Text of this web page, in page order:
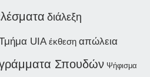
διάλεξη
UIA έκθεση απώλεια
Σπουδών Ψήφισμα